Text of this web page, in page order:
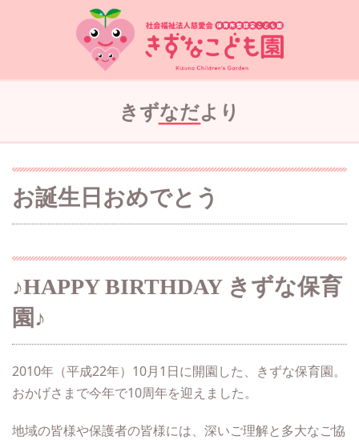
きずなだより
お誕生日おめでとう
♪HAPPY BIRTHDAY きずな保育
園♪
2010年（平成22年）10月1日に開園した、きずな保育園。
おかげさまで今年で10周年を迎えました。
地域の皆様や保護者の皆様には、深いご理解と多大なご協